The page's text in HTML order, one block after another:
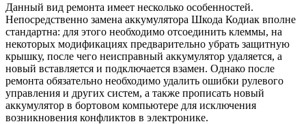
Данный вид ремонта имеет несколько особенностей.
Непосредственно замена аккумулятора Шкода Кодиак вполне
стандартна: для этого необходимо отсоединить клеммы, на
некоторых модификациях предварительно убрать защитную
крышку, после чего неисправный аккумулятор удаляется, а
новый вставляется и подключается взамен. Однако после
ремонта обязательно необходимо удалить ошибки рулевого
управления и других систем, а также прописать новый
аккумулятор в бортовом компьютере для исключения
возникновения конфликтов в электронике.